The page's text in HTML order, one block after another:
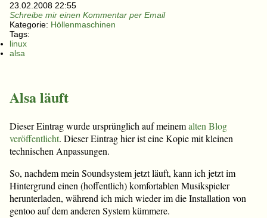
23.02.2008 22:55
Schreibe mir einen Kommentar per Email
Kategorie: Höllenmaschinen
Tags:
linux
alsa
Alsa läuft
Dieser Eintrag wurde ursprünglich auf meinemalten Blog
veröffentlicht. Dieser Eintrag hier ist eine Kopie mit kleinen
technischen Anpassungen.
So, nachdem mein Soundsystem jetzt läuft, kann ich jetzt im
Hintergrund einen (hoffentlich) komfortablen Musikspieler
herunterladen, während ich mich wieder im die Installation von
gentoo auf dem anderen System kümmere.